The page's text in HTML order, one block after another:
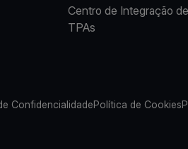
Centro de Integração de
TPAs
ConfidencialidadePolítica de Cookies